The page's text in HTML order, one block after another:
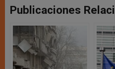
Publicaciones